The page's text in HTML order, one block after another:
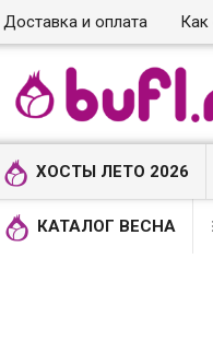
Доставка и оплата Как
ХОСТЫ ЛЕТО 2026
КАТАЛОГ ВЕСНА